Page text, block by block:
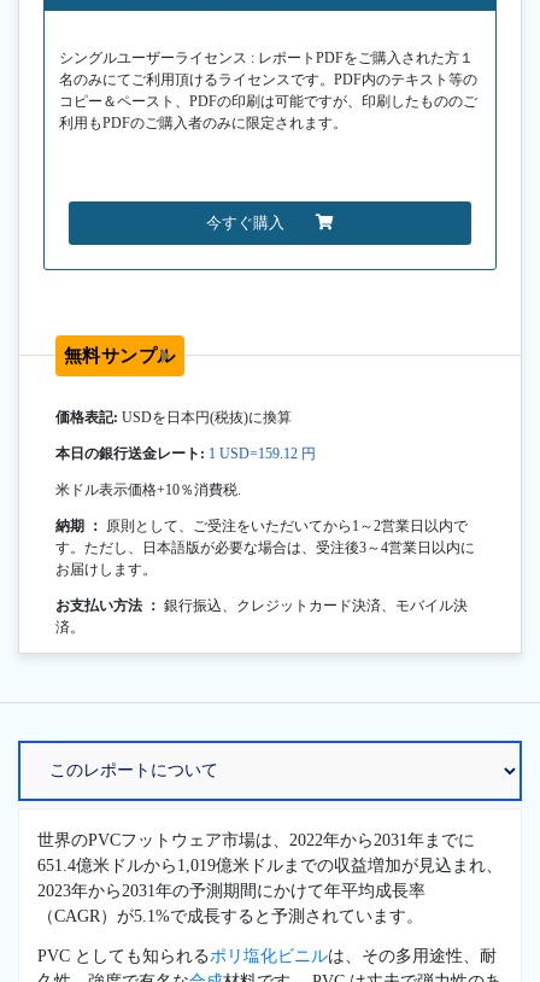
シングルユーザーライセンス : レポートPDFをご購入された方１
名のみにてご利用頂けるライセンスです。PDF内のテキスト等の
コピー＆ペースト、PDFの印刷は可能ですが、印刷したもののご
利用もPDFのご購入者のみに限定されます。
今すぐ購入
無料サンプル
価格表記: USDを日本円(税抜)に換算
本日の銀行送金レート: 1 USD=159.12 円
米ドル表示価格+10％消費税.
納期 ： 原則として、ご受注をいただいてから1～2営業日以内で
す。ただし、日本語版が必要な場合は、受注後3～4営業日以内に
お届けします。
お支払い方法 ： 銀行振込、クレジットカード決済、モバイル決
済。
世界のPVCフットウェア市場は、2022年から2031年までに
651.4億米ドルから1,019億米ドルまでの収益増加が見込まれ、
2023年から2031年の予測期間にかけて年平均成長率
（CAGR）が5.1%で成長すると予測されています。
PVC としても知られる ポリ塩化ビニルは、その多用途性、耐